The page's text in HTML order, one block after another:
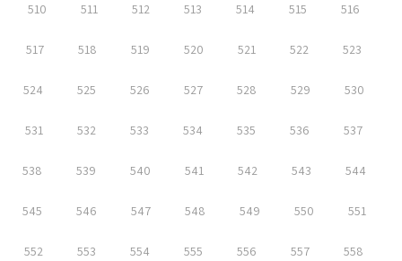
510 511 512 513 514 515 516
517 518 519 520 521 522 523
524 525 526 527 528 529 530
531 532 533 534 535 536 537
538 539 540 541 542 543 544
545 546 547 548 549 550 551
552 553 554 555 556 557 558